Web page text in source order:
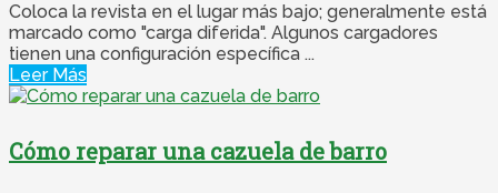
Coloca la revista en el lugar más bajo; generalmente está
marcado como "carga diferida". Algunos cargadores
tienen una configuración específica ...
Leer Más
Cómo reparar una cazuela de barro